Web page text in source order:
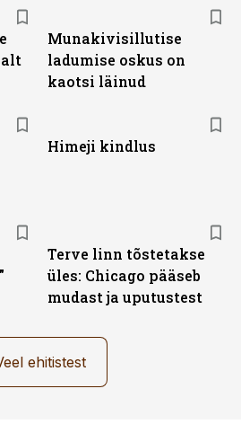
Munakivisillutise
ladumise oskus on
kaotsi läinud
Himeji kindlus
Terve linn tõstetakse
üles: Chicago pääseb
mudast ja uputustest
ehitistest